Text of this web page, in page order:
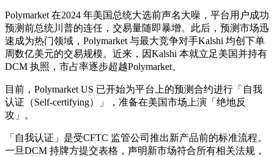
Polymarket 在2024 年美国总统大选前声名大噪，平台用户成功
预测前总统川普的连任，交易量随即暴增。此后，预测市场迅
速成为热门领域，Polymarket 与最大竞争对手Kalshi 均创下单
周数亿美元的交易规模。近来，因Kalshi 本就立足美国并持有
DCM 执照，市占率逐步超越Polymarket。
目前，Polymarket US 已开始为平台上的预测合约进行「自我
认证（Self-certifying）」，准备在美国市场上演「绝地反
攻」。
「自我认证」是受CFTC 监管公司推出新产品前的标准流程。
一旦DCM 持牌方提交表格，声明新市场符合所有相关法规，